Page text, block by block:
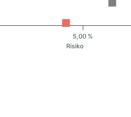
Risiko
5,00 %